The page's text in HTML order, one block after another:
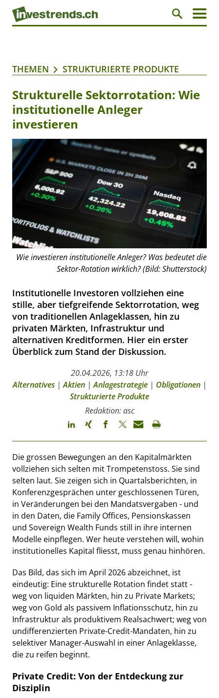
THEMEN STRUKTURIERTE PRODUKTE
Strukturelle Sektorrotation: Wie
institutionelle Anleger
investieren
Wie investieren institutionelle Anleger? Was bedeutet die
Sektor-Rotation wirklich? (Bild: Shutterstock)
Institutionelle Investoren vollziehen eine
stille, aber tiefgreifende Sektorrotation, weg
von traditionellen Anlageklassen, hin zu
privaten Märkten, Infrastruktur und
alternativen Kreditformen. Hier ein erster
Überblick zum Stand der Diskussion.
20.04.2026, 13:18 Uhr
Alternatives|Aktien|Anlagestrategie| Obligationen|
Strukturierte Produkte
Redaktion: asc
Die grossen Bewegungen an den Kapitalmärkten
vollziehen sich selten mit Trompetenstoss. Sie sind
selten laut. Sie zeigen sich in Quartalsberichten, in
Konferenzgesprächen unter geschlossenen Türen,
in Veränderungen bei den Mandatsvergaben - und
in den Daten, die Family Offices, Pensionskassen
und Sovereign Wealth Funds still in ihre internen
Modelle einpflegen. Wer heute verstehen will, wohin
institutionelles Kapital fliesst, muss genau hinhören.
Das Bild, das sich im April 2026 abzeichnet, ist
eindeutig: Eine strukturelle Rotation findet statt -
weg von liquiden Märkten, hin zu Private Markets;
weg von Gold als passivem Inflationsschutz, hin zu
Infrastruktur als produktivem Realsachwert; weg von
undifferenzierten Private-Credit-Mandaten, hin zu
selektiver Manager-Auswahl in einer Anlageklasse,
die zu reifen beginnt.
Private Credit: Von der Entdeckung zur
Disziplin